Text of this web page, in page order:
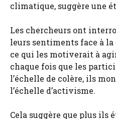
climatique, suggère une
Les chercheurs ont
leurs sentiments face à
ce qui les motiverait à
chaque fois que les
l’échelle de colère, ils
l’échelle d’activisme.
Cela suggère que plus ils